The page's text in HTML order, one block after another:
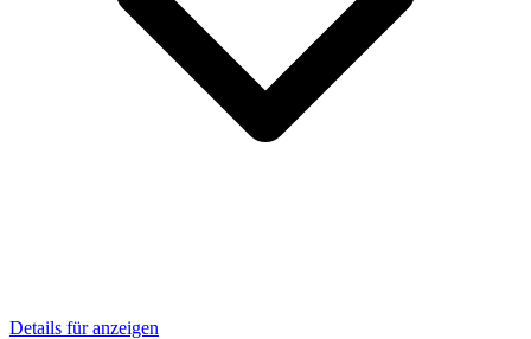
Details für anzeigen